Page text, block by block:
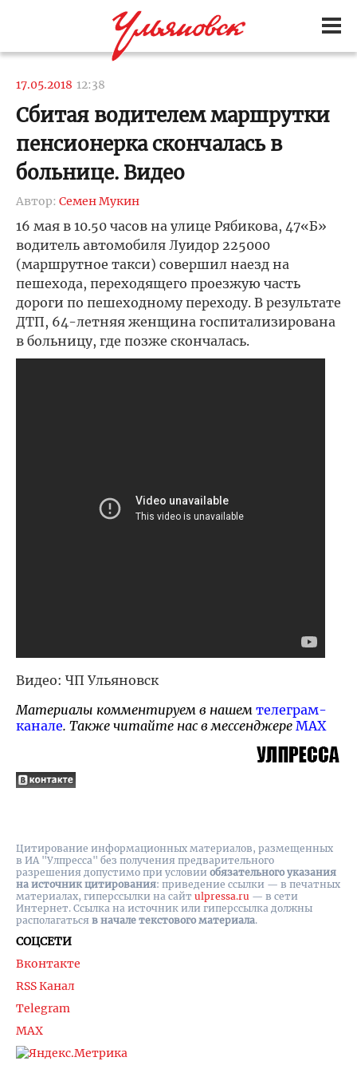
17.05.2018 12:38
Сбитая водителем маршрутки
пенсионерка скончалась в
больнице. Видео
Автор: Семен Мукин
16 мая в 10.50 часов на улице Рябикова, 47«Б»
водитель автомобиля Луидор 225000
(маршрутное такси) совершил наезд на
пешехода, переходящего проезжую часть
дороги по пешеходному переходу. В результате
ДТП, 64-летняя женщина госпитализирована
в больницу, где позже скончалась.
Видео: ЧП Ульяновск
Материалы комментируем в нашем телеграм-
канале. Также читайте нас в мессенджере MAX
СОЦСЕТИ
Вконтакте
RSS Канал
Telegram
MAX
Цитирование информационных материалов, размещенных
в ИА "Улпресса" без получения предварительного
разрешения допустимо при условии обязательного указания
на источник цитирования: приведение ссылки — в печатных
материалах, гиперссылки на cайт ulpressa.ru — в сети
Интернет. Ссылка на источник или гиперссылка должны
располагаться в начале текстового материала.